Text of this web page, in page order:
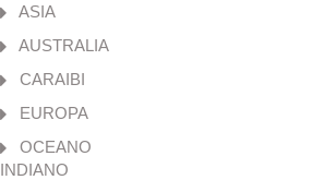
ASIA
AUSTRALIA
CARAIBI
EUROPA
OCEANO
INDIANO